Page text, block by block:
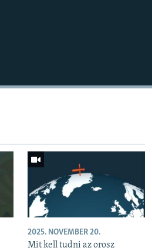
2025. NOVEMBER 20.
Mit kell tudni az orosz